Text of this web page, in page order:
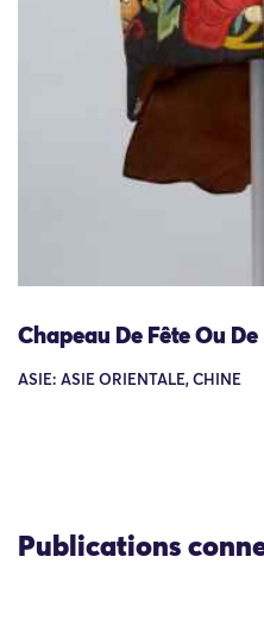
Chapeau De Fête Ou De
ASIE: ASIE ORIENTALE, CHINE
Publications